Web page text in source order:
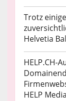
Trotz
Helvetia
HELP.CH-
HELP